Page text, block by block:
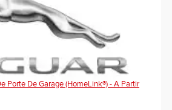
Porte De Garage (HomeLink®) - A Partir